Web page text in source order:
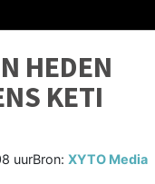
HEDEN
KETI
uurBron: XYTO Media